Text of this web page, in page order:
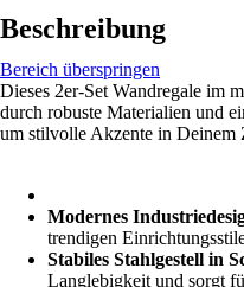
Beschreibung
Bereich überspringen
Dieses 2er-Set Wandregale im
durch robuste Materialien und
um stilvolle Akzente in Deinem
Modernes
trendigen
Stabiles Stahlgestell in
Langlebigkeit und sorgt